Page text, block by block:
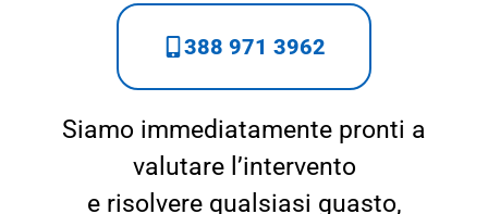
388 971 3962
Siamo immediatamente pronti a
valutare l’intervento
e risolvere qualsiasi guasto,